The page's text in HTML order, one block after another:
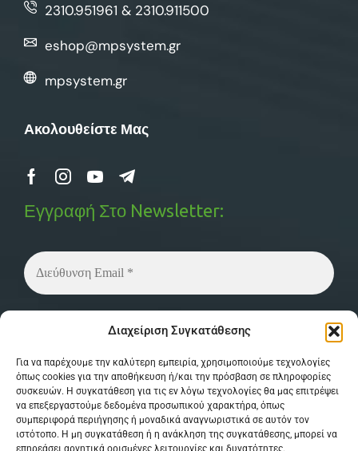
Διαχείριση Συγκατάθεσης
Για να παρέχουμε την καλύτερη εμπειρία, χρησιμοποιούμε τεχνολογίες
όπως cookies για την αποθήκευση ή/και την πρόσβαση σε πληροφορίες
συσκευών. Η συγκατάθεση για τις εν λόγω τεχνολογίες θα μας επιτρέψει
να επεξεργαστούμε δεδομένα προσωπικού χαρακτήρα, όπως
συμπεριφορά περιήγησης ή μοναδικά αναγνωριστικά σε αυτόν τον
ιστότοπο. Η μη συγκατάθεση ή η ανάκληση της συγκατάθεσης, μπορεί να
επηρεάσει αρνητικά ορισμένες λειτουργίες και δυνατότητες.
2310.951961 & 2310.911500
eshop@mpsystem.gr
mpsystem.gr
Ακολουθείστε Μας
Εγγραφή Στο Newsletter:
μας για περισσότερες λεπτομέρειες.